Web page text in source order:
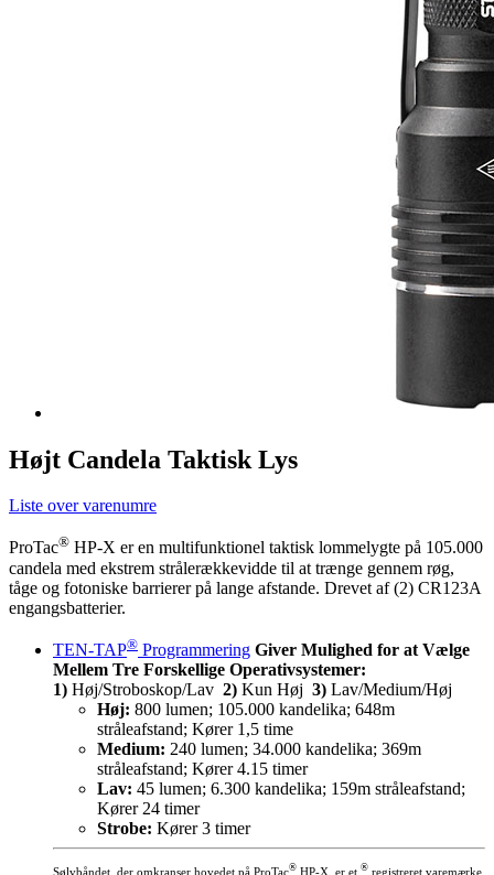
Højt Candela Taktisk Lys
Liste over varenumre
ProTac® HP-X er en multifunktionel taktisk lommelygte på 105.000
candela med ekstrem strålerækkevidde til at trænge gennem røg,
tåge og fotoniske barrierer på lange afstande. Drevet af (2) CR123A
engangsbatterier.
TEN-TAP® Programmering Giver Mulighed for at Vælge
Mellem Tre Forskellige Operativsystemer:
1) Høj/Stroboskop/Lav 2) Kun Høj 3) Lav/Medium/Høj
Høj: 800 lumen; 105.000 kandelika; 648m
stråleafstand; Kører 1,5 time
Medium: 240 lumen; 34.000 kandelika; 369m
stråleafstand; Kører 4.15 timer
Lav: 45 lumen; 6.300 kandelika; 159m stråleafstand;
Kører 24 timer
Strobe: Kører 3 timer
Sølvbåndet, der omkranser hovedet på ProTac® HP-X, er et ® registreret varemærke